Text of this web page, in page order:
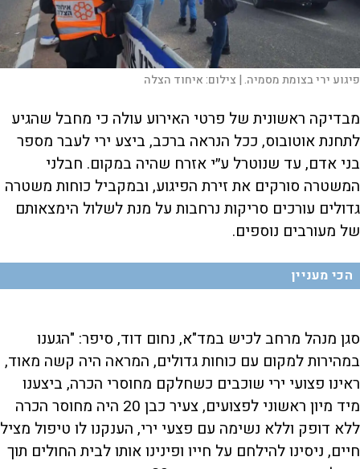
פיגוע ירי בצומת מסמיה. | צילום:איחוד הצלה
מבדיקה ראשונית של פרטי האירוע עולה כי מחבל שהגיע
לתחנת אוטובוס, ככל הנראה ברכב, ביצע ירי לעבר מספר
בני אדם, עד שנוטרל ע״י אזרח שהיה במקום. חבלני
המשטרה סורקים את זירת הפיגוע, ובמקביל כוחות משטרה
גדולים עורכים סריקות נרחבות על מנת לשלול הימצאותם
של מעורבים נוספים.
הכי מעניין
סגן מנהל מרחב לכיש במד"א, נחום דוד, סיפר: "הגענו
במהירות למקום עם כוחות גדולים, המראה היה קשה מאוד,
ראינו פצועי ירי שוכבים כשחלקם מחוסרי הכרה, ביצענו
מיד מיון ראשוני לפצועים, צעיר כבן 20 היה מחוסר הכרה
ללא דופק וללא נשימה עם פצעי ירי, הענקנו לו טיפול מציל
חיים, ניסינו להילחם על חייו ופינינו אותו לבית החולים תוך